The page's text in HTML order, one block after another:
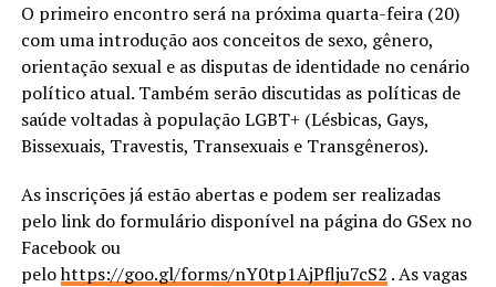
O primeiro encontro será na próxima quarta-feira (20)
com uma introdução aos conceitos de sexo, gênero,
orientação sexual e as disputas de identidade no cenário
político atual. Também serão discutidas as políticas de
saúde voltadas à população LGBT+ (Lésbicas, Gays,
Bissexuais, Travestis, Transexuais e Transgêneros).
As inscrições já estão abertas e podem ser realizadas
pelo link do formulário disponível na página do GSex no
Facebook ou
pelohttps://goo.gl/forms/nY0tp1AjPflju7cS2 . As vagas